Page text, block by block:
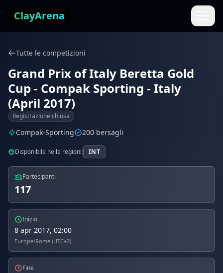
ClayArena
Tutte le competizioni
Grand Prix of Italy Beretta Gold
Cup - Compak Sporting - Italy
(April 2017)
Registrazione chiusa
Compak-Sporting 200 bersagli
Disponibile nelle regioni: INT
Partecipanti
117
Inizio
8 apr 2017, 02:00
Europe/Rome (UTC+2)
Fine